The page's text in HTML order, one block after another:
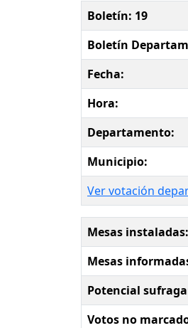
Boletín: 19
Boletín
Fecha:
Hora:
Departamento:
Municipio:
Ver votación
Mesas instaladas:
Mesas
Potencial
Votos no